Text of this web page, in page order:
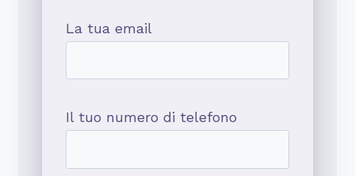
La tua email
Il tuo numero di telefono